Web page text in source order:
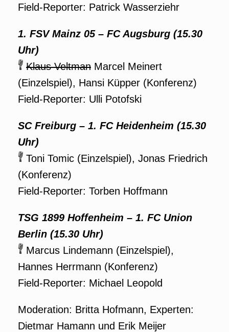
Field-Reporter: Patrick Wasserziehr
1. FSV Mainz 05– FC Augsburg (15.30
Uhr)
Klaus Veltman Marcel Meinert
(Einzelspiel), Hansi Küpper (Konferenz)
Field-Reporter: Ulli Potofski
SC Freiburg – 1. FC Heidenheim (15.30
Uhr)
Toni Tomic (Einzelspiel), Jonas Friedrich
(Konferenz)
Field-Reporter: Torben Hoffmann
TSG 1899 Hoffenheim – 1. FC Union
Berlin (15.30 Uhr)
Marcus Lindemann (Einzelspiel),
Hannes Herrmann (Konferenz)
Field-Reporter: Michael Leopold
Moderation: Britta Hofmann, Experten:
Dietmar Hamann und Erik Meijer